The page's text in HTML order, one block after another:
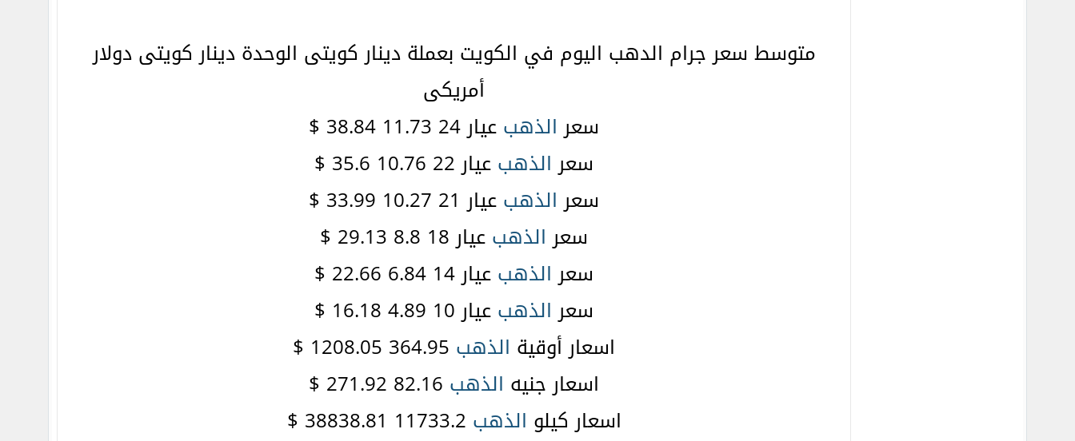
متوسط سعر جرام الدهب اليوم في الكويت بعملة دينار كويتى الوحدة دينار كويتى دولار
أمريكى
سعرالذهبعيار 24 11.73 38.84 $
سعرالذهبعيار 22 10.76 35.6 $
سعرالذهبعيار 21 10.27 33.99 $
سعرالذهبعيار 18 8.8 29.13 $
سعرالذهبعيار 14 6.84 22.66 $
سعرالذهبعيار 10 4.89 16.18 $
اسعار أوقية الذهب
اسعار جنيه الذهب
اسعار كيلو الذهب